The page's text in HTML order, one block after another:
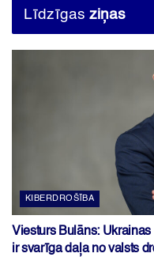
Līdzīgas ziņas
KIBERDROŠĪBA
Viesturs Bulāns:
ir svarīga daļa no valsts